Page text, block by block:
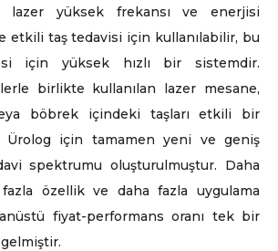
lazer yüksek frekansı ve enerjisi
etkili taş tedavisi için kullanılabilir, bu
için yüksek hızlı bir sistemdir.
birlikte kullanılan lazer mesane,
böbrek içindeki taşları etkili bir
Ürolog için tamamen yeni ve geniş
spektrumu oluşturulmuştur. Daha
özellik ve daha fazla uygulama
fiyat-performans oranı tek bir